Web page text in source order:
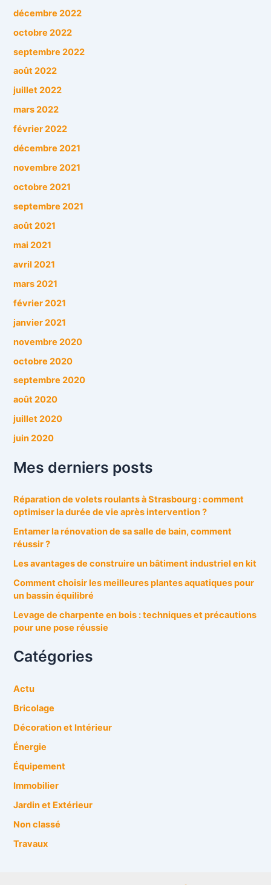
décembre 2022
octobre 2022
septembre 2022
août 2022
juillet 2022
mars 2022
février 2022
décembre 2021
novembre 2021
octobre 2021
septembre 2021
août 2021
mai 2021
avril 2021
mars 2021
février 2021
janvier 2021
novembre 2020
octobre 2020
septembre 2020
août 2020
juillet 2020
juin 2020
Mes derniers posts
Réparation de volets roulants à Strasbourg : comment
optimiser la durée de vie après intervention ?
Entamer la rénovation de sa salle de bain, comment
réussir ?
Les avantages de construire un bâtiment industriel en kit
Comment choisir les meilleures plantes aquatiques pour
un bassin équilibré
Levage de charpente en bois : techniques et précautions
pour une pose réussie
Catégories
Actu
Bricolage
Décoration et Intérieur
Énergie
Équipement
Immobilier
Jardin et Extérieur
Non classé
Travaux